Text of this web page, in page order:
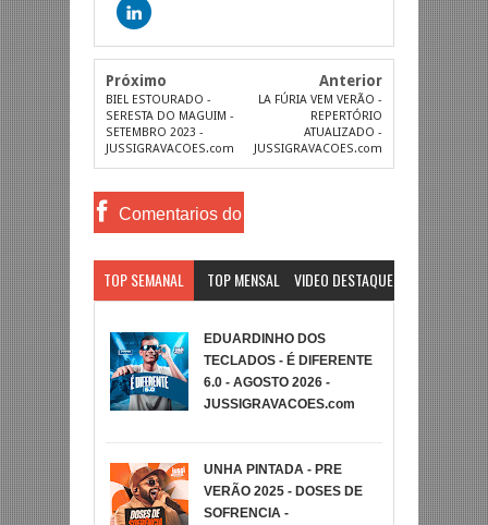
Próximo
BIEL ESTOURADO -
SERESTA DO MAGUIM -
SETEMBRO 2023 -
JUSSIGRAVACOES.com
Anterior
LA FÚRIA VEM VERÃO -
REPERTÓRIO
ATUALIZADO -
JUSSIGRAVACOES.com
Comentarios do
TOP SEMANAL TOP MENSAL VIDEO DESTAQUE
EDUARDINHO DOS
TECLADOS - É DIFERENTE
6.0 - AGOSTO 2026 -
JUSSIGRAVACOES.com
UNHA PINTADA - PRE
VERÃO 2025 - DOSES DE
SOFRENCIA -